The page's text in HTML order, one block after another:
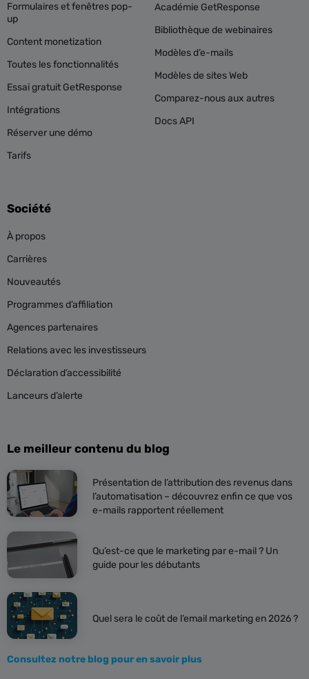
Formulaires et fenêtres pop-
up
Content monetization
Toutes les fonctionnalités
Essai gratuit GetResponse
Intégrations
Réserver une démo
Tarifs
Académie GetResponse
Bibliothèque de webinaires
Modèles d’e-mails
Modèles de sites Web
Comparez-nous aux autres
Docs API
Société
À propos
Carrières
Nouveautés
Programmes d’affiliation
Agences partenaires
Relations avec les investisseurs
Déclaration d’accessibilité
Lanceurs d’alerte
Le meilleur contenu du blog
Présentation de l’attribution des revenus dans
l’automatisation – découvrez enfin ce que vos
e-mails rapportent réellement
Qu’est-ce que le marketing par e-mail ? Un
guide pour les débutants
Quel sera le coût de l’email marketing en 2026 ?
Consultez notre blog pour en savoir plus